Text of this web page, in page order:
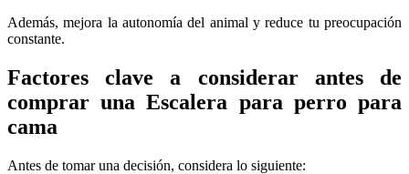
Además, mejora la autonomía del animal y reduce tu preocupación
constante.
Factores clave a considerar antes de
comprar una Escalera para perro para
cama
Antes de tomar una decisión, considera lo siguiente: